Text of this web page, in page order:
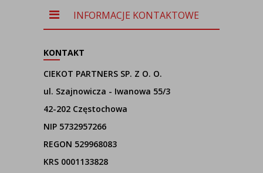
INFORMACJE KONTAKTOWE
KONTAKT
CIEKOT PARTNERS SP. Z O. O.
ul. Szajnowicza - Iwanowa 55/3
42-202 Częstochowa
NIP 5732957266
REGON 529968083
KRS 0001133828